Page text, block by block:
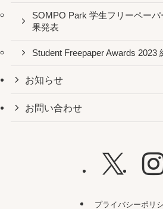
SOMPO Park 学生フリーペー
果発表
Student Freepaper Awards 2023
お知らせ
お問い合わせ
プライバシーポリ